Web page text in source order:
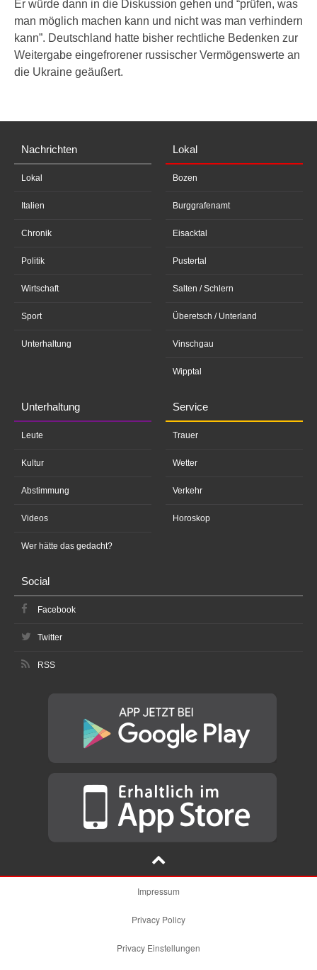
Er würde dann in die Diskussion gehen und “prüfen, was
man möglich machen kann und nicht was man verhindern
kann”. Deutschland hatte bisher rechtliche Bedenken zur
Weitergabe eingefrorener russischer Vermögenswerte an
die Ukraine geäußert.
Nachrichten
Lokal
Italien
Chronik
Politik
Wirtschaft
Sport
Unterhaltung
Lokal
Bozen
Burggrafenamt
Eisacktal
Pustertal
Salten / Schlern
Überetsch / Unterland
Vinschgau
Wipptal
Unterhaltung
Leute
Kultur
Abstimmung
Videos
Wer hätte das gedacht?
Service
Trauer
Wetter
Verkehr
Horoskop
Social
Facebook
Twitter
RSS
Impressum
Privacy Policy
Privacy Einstellungen